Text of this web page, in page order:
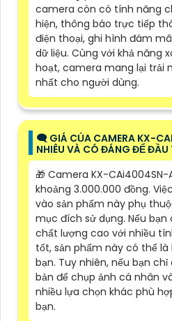
camera còn có tính năng
hiện, thông báo trực tiếp
điện thoại, ghi hình đám
dữ liệu. Cùng với khả năng
hoạt, camera mang lại trải
nhất cho người dùng.
🗨️ GIÁ CỦA CAMERA KX-
NHIÊU VÀ CÓ ĐÁNG ĐỂ ĐẦU
🎁 Camera KX-
khoảng 3.000.000 đồng.
vào sản phẩm này phụ
mục đích sử dụng. Nếu
chất lượng cao với nhiều
tốt, sản phẩm này có thể
bạn. Tuy nhiên, nếu bạn
bản để chụp ảnh cá nhân
nhiều lựa chọn khác phù
bạn.